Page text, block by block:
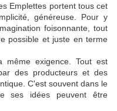
Emplettes portent tous cet
généreuse. Pour y
foisonnante, tout
possible et juste en terme
même exigence. Tout est
des producteurs et des
C'est souvent dans le
ses idées peuvent être